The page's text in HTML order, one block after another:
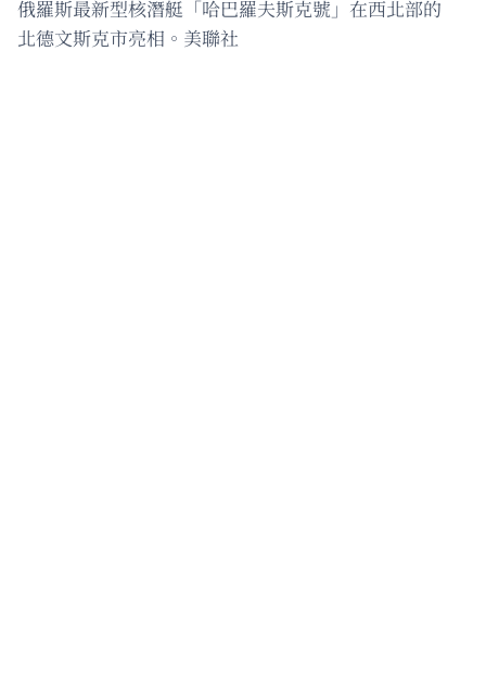
俄羅斯最新型核潛艇「哈巴羅夫斯克號」在西北部的
北德文斯克市亮相。美聯社